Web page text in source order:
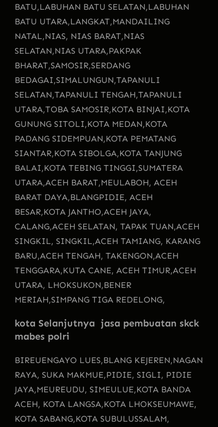
BATU,LABUHAN BATU SELATAN,LABUHAN
BATU UTARA,LANGKAT,MANDAILING
NATAL,NIAS, NIAS BARAT,NIAS
SELATAN,NIAS UTARA,PAKPAK
BHARAT,SAMOSIR,SERDANG
BEDAGAI,SIMALUNGUN,TAPANULI
SELATAN,TAPANULI TENGAH,TAPANULI
UTARA,TOBA SAMOSIR,KOTA BINJAI,KOTA
GUNUNG SITOLI,KOTA MEDAN,KOTA
PADANG SIDEMPUAN,KOTA PEMATANG
SIANTAR,KOTA SIBOLGA,KOTA TANJUNG
BALAI,KOTA TEBING TINGGI,SUMATERA
UTARA,ACEH BARAT,MEULABOH, ACEH
BARAT DAYA,BLANGPIDIE, ACEH
BESAR,KOTA JANTHO,ACEH JAYA,
CALANG,ACEH SELATAN, TAPAK TUAN,ACEH
SINGKIL, SINGKIL,ACEH TAMIANG, KARANG
BARU,ACEH TENGAH, TAKENGON,ACEH
TENGGARA,KUTA CANE, ACEH TIMUR,ACEH
UTARA, LHOKSUKON,BENER
MERIAH,SIMPANG TIGA REDELONG,
kota Selanjutnya jasa pembuatan skck
mabes polri
BIREUENGAYO LUES,BLANG KEJEREN,NAGAN
RAYA, SUKA MAKMUE,PIDIE, SIGLI, PIDIE
JAYA,MEUREUDU, SIMEULUE,KOTA BANDA
ACEH, KOTA LANGSA,KOTA LHOKSEUMAWE,
KOTA SABANG,KOTA SUBULUSSALAM,